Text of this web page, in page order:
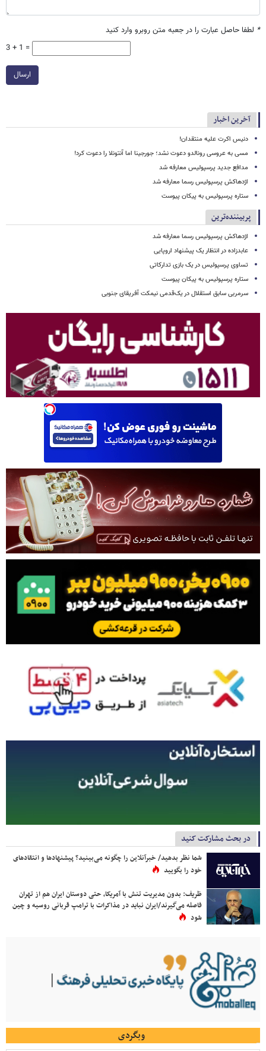
* لطفا حاصل عبارت را در جعبه متن روبرو وارد کنید
3 + 1 =
ارسال
آخرین اخبار
دنیس اکرت علیه منتقدان!
مسی به عروسی رونالدو دعوت نشد؛ جورجینا اما آنتونلا را دعوت کرد!
مدافع جدید پرسپولیس معارفه شد
اژدهاکش پرسپولیس رسما معارفه شد
ستاره پرسپولیس به پیکان پیوست
پربیننده‌ترین
اژدهاکش پرسپولیس رسما معارفه شد
عابدزاده در انتظار یک پیشنهاد اروپایی
تساوی پرسپولیس در یک بازی تدارکاتی
ستاره پرسپولیس به پیکان پیوست
سرمربی سابق استقلال در یک‌قدمی نیمکت آفریقای جنوبی
در بحث مشارکت کنید
شما نظر بدهید/ خبرآنلاین را چگونه می‌بینید؟ پیشنهادها و انتقادهای
خود را بگویید
ظریف: بدون مدیریت تنش با آمریکا، حتی دوستان ایران هم از تهران
فاصله می‌گیرند/ایران نباید در مذاکرات با ترامپ قربانی روسیه و چین
شود
وبگردی